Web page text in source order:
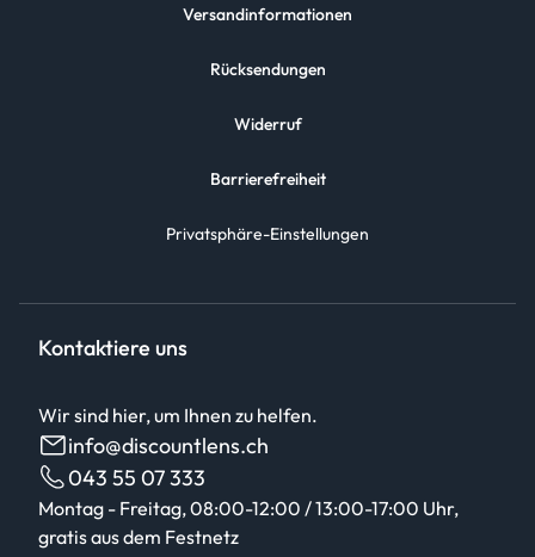
Versandinformationen
Rücksendungen
Widerruf
Barrierefreiheit
Privatsphäre-Einstellungen
Kontaktiere uns
Wir sind hier, um Ihnen zu helfen.
info@discountlens.ch
043 55 07 333
Montag - Freitag, 08:00-12:00 / 13:00-17:00 Uhr,
gratis aus dem Festnetz